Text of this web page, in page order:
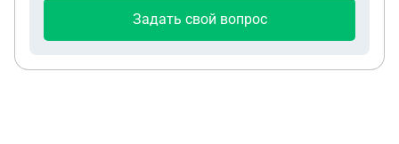
Задать свой вопрос